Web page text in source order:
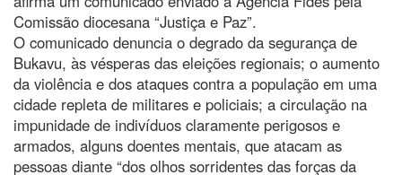
Comissão diocesana “Justiça e Paz”.
O comunicado denuncia o degrado da segurança de
Bukavu, às vésperas das eleições regionais; o aumento
da violência e dos ataques contra a população em uma
cidade repleta de militares e policiais; a circulação na
impunidade de indivíduos claramente perigosos e
armados, alguns doentes mentais, que atacam as
pessoas diante “dos olhos sorridentes das forças da